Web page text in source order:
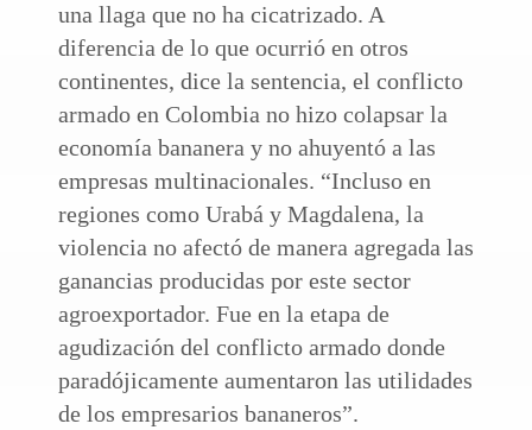
una llaga que no ha cicatrizado. A
diferencia de lo que ocurrió en otros
continentes, dice la sentencia, el conflicto
armado en Colombia no hizo colapsar la
economía bananera y no ahuyentó a las
empresas multinacionales. “Incluso en
regiones como Urabá y Magdalena, la
violencia no afectó de manera agregada las
ganancias producidas por este sector
agroexportador. Fue en la etapa de
agudización del conflicto armado donde
paradójicamente aumentaron las utilidades
de los empresarios bananeros”.